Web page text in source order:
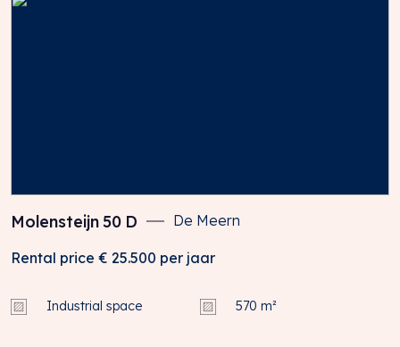
Molensteijn50 D De Meern
Rental price € 25.500 per jaar
Industrial space 570 m²